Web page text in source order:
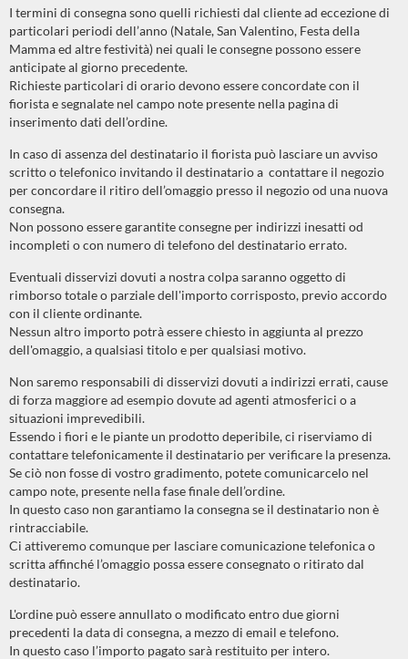
I termini di consegna sono quelli richiesti dal cliente ad eccezione di
particolari periodi dell’anno (Natale, San Valentino, Festa della
Mamma ed altre festività) nei quali le consegne possono essere
anticipate al giorno precedente.
Richieste particolari di orario devono essere concordate con il
fiorista e segnalate nel campo note presente nella pagina di
inserimento dati dell’ordine.
In caso di assenza del destinatario il fiorista può lasciare un avviso
scritto o telefonico invitando il destinatario a contattare il negozio
per concordare il ritiro dell’omaggio presso il negozio od una nuova
consegna.
Non possono essere garantite consegne per indirizzi inesatti od
incompleti o con numero di telefono del destinatario errato.
Eventuali disservizi dovuti a nostra colpa saranno oggetto di
rimborso totale o parziale dell'importo corrisposto, previo accordo
con il cliente ordinante.
Nessun altro importo potrà essere chiesto in aggiunta al prezzo
dell'omaggio, a qualsiasi titolo e per qualsiasi motivo.
Non saremo responsabili di disservizi dovuti a indirizzi errati, cause
di forza maggiore ad esempio dovute ad agenti atmosferici o a
situazioni imprevedibili.
Essendo i fiori e le piante un prodotto deperibile, ci riserviamo di
contattare telefonicamente il destinatario per verificare la presenza.
Se ciò non fosse di vostro gradimento, potete comunicarcelo nel
campo note, presente nella fase finale dell’ordine.
In questo caso non garantiamo la consegna se il destinatario non è
rintracciabile.
Ci attiveremo comunque per lasciare comunicazione telefonica o
scritta affinché l’omaggio possa essere consegnato o ritirato dal
destinatario.
L'ordine può essere annullato o modificato entro due giorni
precedenti la data di consegna, a mezzo di email e telefono.
In questo caso l’importo pagato sarà restituito per intero.